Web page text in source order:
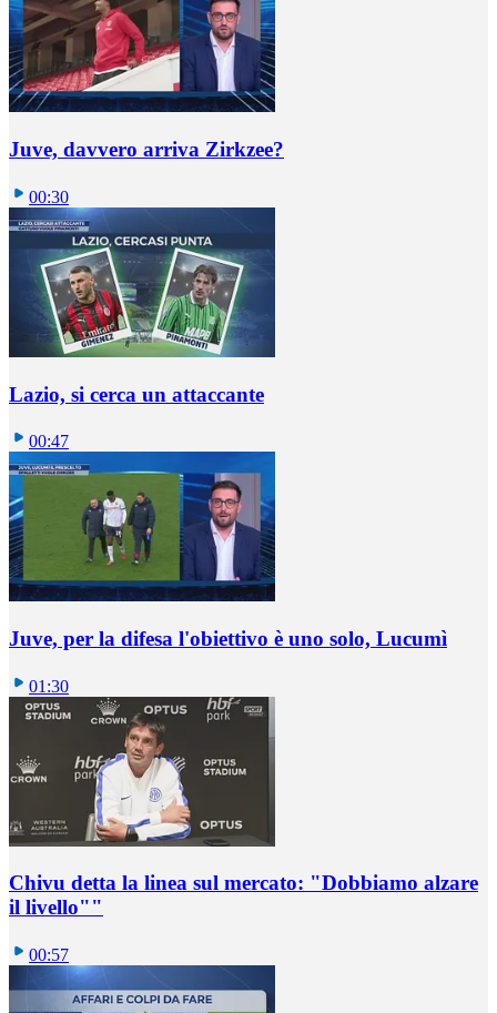
Juve, davvero arriva Zirkzee?
00:30
Lazio, si cerca un attaccante
00:47
Juve, per la difesa l'obiettivo è uno solo, Lucumì
01:30
Chivu detta la linea sul mercato: "Dobbiamo alzare
il livello""
00:57